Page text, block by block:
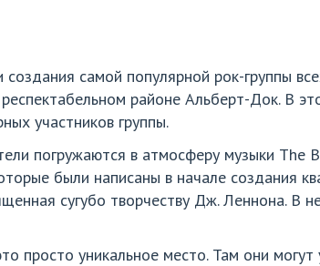
самой популярной рок-группы
районе Альберт-Док. В
участников группы.
погружаются в атмосферу музыки
были написаны в начале создания
сугубо творчеству Дж. Леннона. В
просто уникальное место. Там они могут